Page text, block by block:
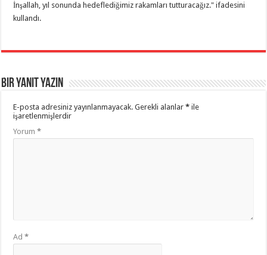
İnşallah, yıl sonunda hedeflediğimiz rakamları tutturacağız." ifadesini
kullandı.
Bir yanıt yazın
E-posta adresiniz yayınlanmayacak. Gerekli alanlar* ile
işaretlenmişlerdir
Yorum*
Ad*